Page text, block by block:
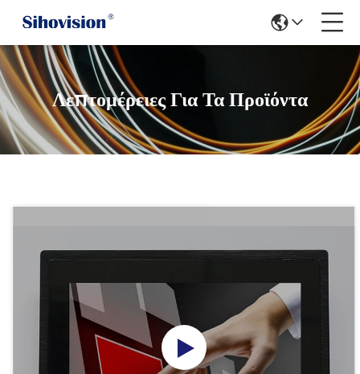
Λεπτομέρειες Για Τα Προϊόντα